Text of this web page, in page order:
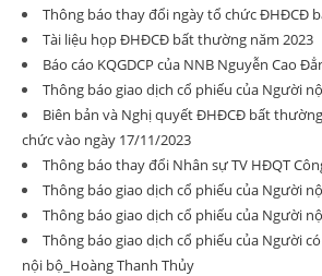
Thông báo thay đổi ngày tổ chức ĐHĐCĐ
Tài liệu họp ĐHĐCĐ bất thường năm 2023
Báo cáo KQGDCP của NNB Nguyễn Cao
Thông báo giao dịch cổ phiếu của Người
Biên bản và Nghị quyết ĐHĐCĐ bất
chức vào ngày 17/11/2023
Thông báo thay đổi Nhân sự TV HĐQT
Thông báo giao dịch cổ phiếu của Người
Thông báo giao dịch cổ phiếu của Người
Thông báo giao dịch cổ phiếu của Người
nội bộ_Hoàng Thanh Thủy